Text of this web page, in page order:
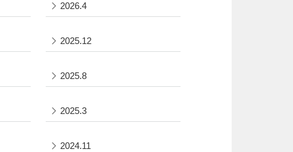
2026.4
2025.12
2025.8
2025.3
2024.11